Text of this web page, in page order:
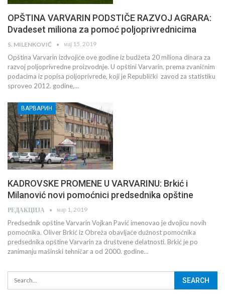
OPŠTINA VARVARIN PODSTIČE RAZVOJ AGRARA:
Dvadeset miliona za pomoć poljoprivrednicima
S. MILENKOVIĆ мај 15, 2019
Opština Varvarin izdvojiće ove godine iz budžeta 20 miliona dinara za
razvoj poljoprivredne proizvodnje. U opštini Varvarin, prema zvaničnim
podacima iz popisa poljoprivrede, koji je Republički zavod za statistiku
sproveo 2012. godine,…
ВАРВАРИН
KADROVSKE PROMENE U VARVARINU: Brkić i
Milanović novi pomoćnici predsednika opštine
РЕДАКЦИЈА мар 1, 2019
Predsednik opštine Varvarin Vojkan Pavić imenovao je dvojicu novih
pomoćnika. Oliver Brkić iz Obreža obavljaće dužnost pomoćnika
predsednika opštine Varvarin za društvene delatnosti. Brkić je po
zanimanju mašinski tehničar a od 2000. godine…